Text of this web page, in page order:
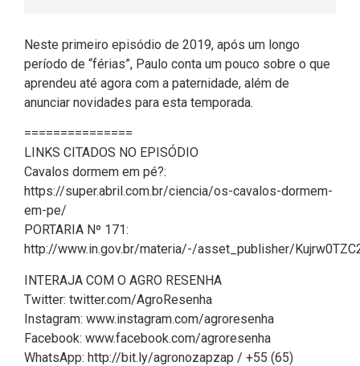
Neste primeiro episódio de 2019, após um longo
período de “férias”, Paulo conta um pouco sobre o que
aprendeu até agora com a paternidade, além de
anunciar novidades para esta temporada.
===============
LINKS CITADOS NO EPISÓDIO
Cavalos dormem em pé?:
https://super.abril.com.br/ciencia/os-cavalos-dormem-
em-pe/
PORTARIA Nº 171:
http://www.in.gov.br/materia/-/asset_publisher/
INTERAJA COM O AGRO RESENHA
Twitter: twitter.com/AgroResenha
Instagram: www.instagram.com/agroresenha
Facebook: www.facebook.com/agroresenha
WhatsApp: http://bit.ly/agronozapzap / +55 (65)